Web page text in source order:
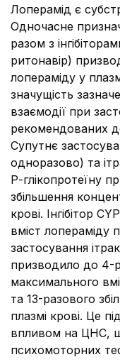
Лоперамід є
Одночасне
разом з
ритонавір)
лопераміду у
значущість
взаємодії при
рекомендованих
Супутнє
одноразово) та
Р-глікопротеїну
збільшення
крові. Інгібітор
вміст лопераміду
застосування
призводило до 4-
максимального
та 13-разового
плазмі крові. Це
впливом на ЦНС,
психомоторних